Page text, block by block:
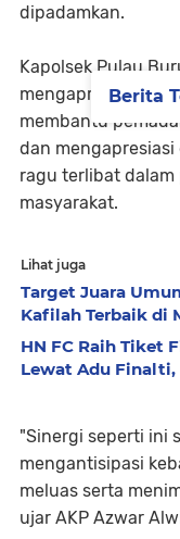
dipadamkan.
Kapolsek Pulau
mengapresiasi
membantu
dan mengapresiasi
ragu terlibat dalam
masyarakat.
Lihat juga
Target Juara
Kafilah Terbaik di
HN FC Raih Tiket
Lewat Adu Finalti,
"Sinergi seperti ini
mengantisipasi
meluas serta
ujar AKP Azwar
Berita